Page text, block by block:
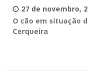
27 de novembro,
O cão em situação
Cerqueira